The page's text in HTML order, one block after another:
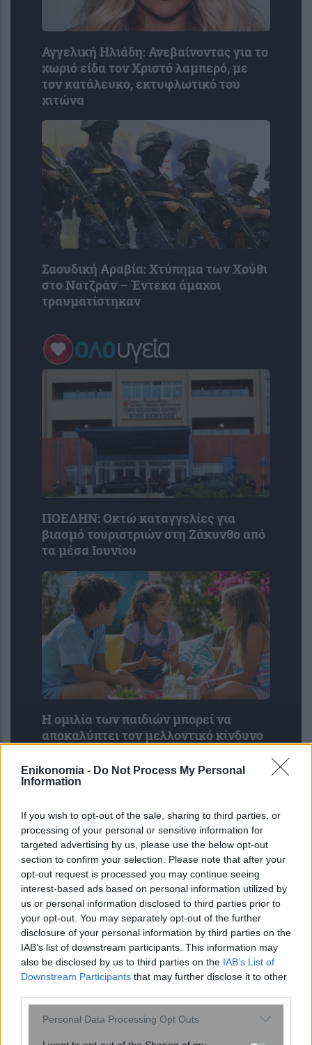
Enikonomia - Do Not Process My Personal
Information
If you wish to opt-out of the sale, sharing to third parties, or
processing of your personal or sensitive information for
targeted advertising by us, please use the below opt-out
section to confirm your selection. Please note that after your
opt-out request is processed you may continue seeing
interest-based ads based on personal information utilized by
us or personal information disclosed to third parties prior to
your opt-out. You may separately opt-out of the further
disclosure of your personal information by third parties on the
IAB’s list of downstream participants. This information may
also be disclosed by us to third parties on the IAB’s List of
Downstream Participants that may further disclose it to other
Please note that this website/app uses one or more Google
Personal Data Processing Opt Outs
Αγγελική Ηλιάδη: Ανεβαίνοντας για το
χωριό είδα τον Χριστό λαμπερό, με
τον κατάλευκο, εκτυφλωτικό του
χιτώνα
Σαουδική Αραβία: Χτύπημα των Χούθι
στο Νατζράν – Έντεκα άμαχοι
τραυματίστηκαν
ΠΟΕΔΗΝ: Οκτώ καταγγελίες για
βιασμό τουριστριών στη Ζάκυνθο από
τα μέσα Ιουνίου
Η ομιλία των παιδιών μπορεί να
αποκαλύπτει τον μελλοντικό κίνδυνο
μελέτη του Stanford με ...
Νέος σχεδιασμός καταλύτη βελτιώνει
την παραγωγή αμμωνίας
καταστέλλοντας ανεπιθύμητες